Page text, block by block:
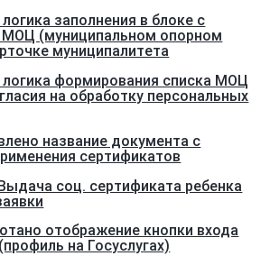
заполнения в блоке с
(муниципальном опорном
муниципалитета
формирования списка МОЦ
на обработку персональных
название документа с
сертификатов
соц. сертификата ребенка
отображение кнопки входа
на Госуслугах)